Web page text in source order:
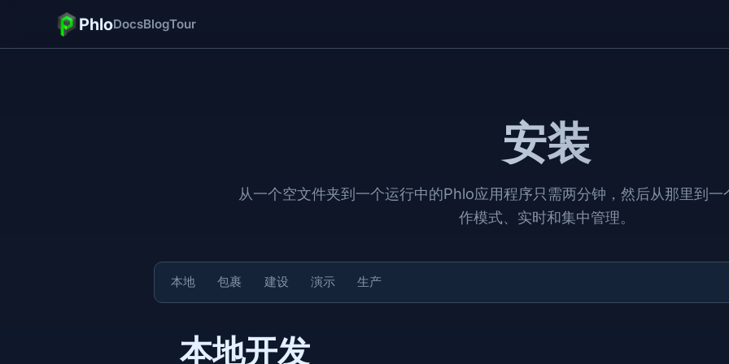
PhloDocsBlogTour
安装
从一个空文件夹到一个运行中的Phlo应用程序只需两分钟，然后从那里到
作模式、实时和集中管理。
本地 包裹 建设 演示 生产
本地开发